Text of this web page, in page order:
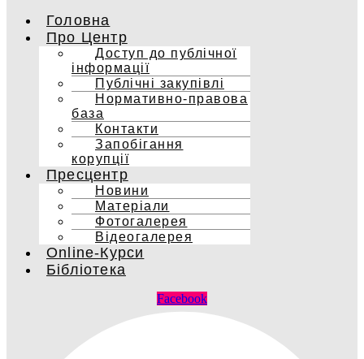
Головна
Про Центр
Доступ до публічної
інформації
Публічні закупівлі
Нормативно-правова
база
Контакти
Запобігання
корупції
Пресцентр
Новини
Матеріали
Фотогалерея
Відеогалерея
Online-Курси
Бібліотека
Facebook